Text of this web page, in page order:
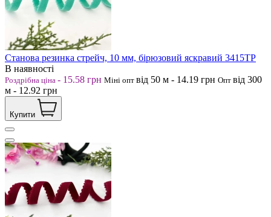
Станова резинка стрейч, 10 мм, бірюзовий яскравий 3415ТР
В наявності
Роздрібна ціна - 15.58 грн Міні опт від 50 м - 14.19 грн Опт від 300
м - 12.92 грн
Купити